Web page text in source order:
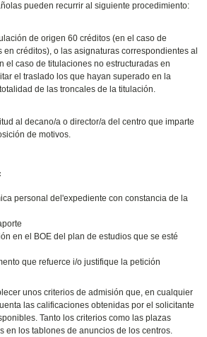
pueden recurrir al siguiente procedimiento:
de origen 60 créditos (en el caso de
en créditos), o las asignaturas correspondientes al
el caso de titulaciones no estructuradas en
el traslado los que hayan superado en la
de las troncales de la titulación.
al decano/a o director/a del centro que imparte
de motivos.
personal del'expediente con constancia de la
en el BOE del plan de estudios que se esté
que refuerce i/o justifique la petición
unos criterios de admisión que, en cualquier
las calificaciones obtenidas por el solicitante
Tanto los criterios como las plazas
en los tablones de anuncios de los centros.